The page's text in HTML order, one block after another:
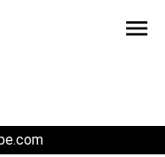
menu